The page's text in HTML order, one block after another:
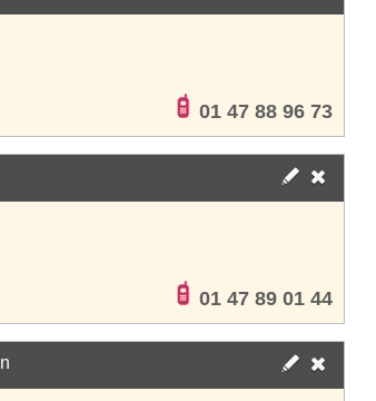
01 47 88 96 73
01 47 89 01 44